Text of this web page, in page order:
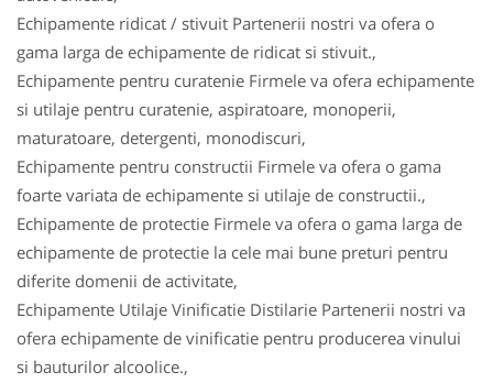
Echipamente ridicat / stivuit Partenerii nostri va ofera o
gama larga de echipamente de ridicat si stivuit.,
Echipamente pentru curatenie Firmele va ofera echipamente
si utilaje pentru curatenie, aspiratoare, monoperii,
maturatoare, detergenti, monodiscuri,
Echipamente pentru constructii Firmele va ofera o gama
foarte variata de echipamente si utilaje de constructii.,
Echipamente de protectie Firmele va ofera o gama larga de
echipamente de protectie la cele mai bune preturi pentru
diferite domenii de activitate,
Echipamente Utilaje Vinificatie Distilarie Partenerii nostri va
ofera echipamente de vinificatie pentru producerea vinului
si bauturilor alcoolice.,